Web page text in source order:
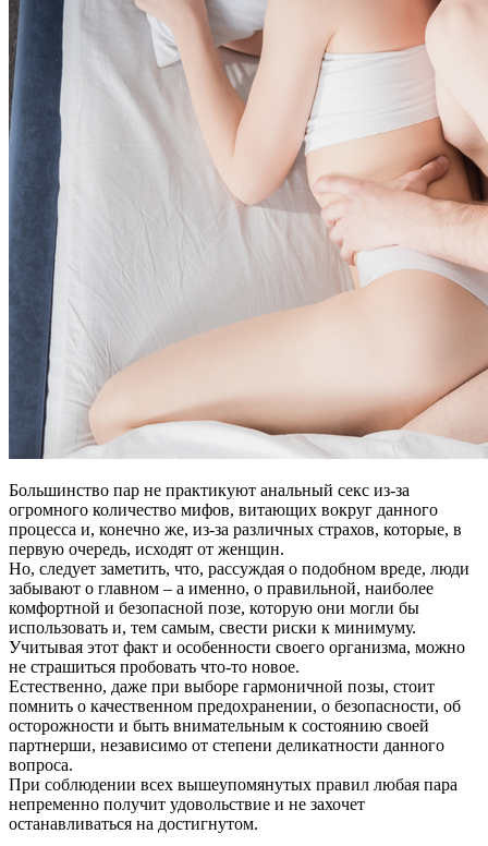
Большинство пар не практикуют анальный секс из-за
огромного количество мифов, витающих вокруг данного
процесса и, конечно же, из-за различных страхов, которые, в
первую очередь, исходят от женщин.
Но, следует заметить, что, рассуждая о подобном вреде, люди
забывают о главном – а именно, о правильной, наиболее
комфортной и безопасной позе, которую они могли бы
использовать и, тем самым, свести риски к минимуму.
Учитывая этот факт и особенности своего организма, можно
не страшиться пробовать что-то новое.
Естественно, даже при выборе гармоничной позы, стоит
помнить о качественном предохранении, о безопасности, об
осторожности и быть внимательным к состоянию своей
партнерши, независимо от степени деликатности данного
вопроса.
При соблюдении всех вышеупомянутых правил любая пара
непременно получит удовольствие и не захочет
останавливаться на достигнутом.